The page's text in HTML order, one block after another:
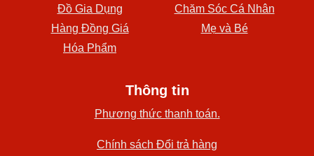
Đồ Gia Dụng
Chăm Sóc Cá Nhân
Hàng Đồng Giá
Mẹ và Bé
Hóa Phẩm
Thông tin
Phương thức thanh toán.
Chính sách Đổi trả hàng